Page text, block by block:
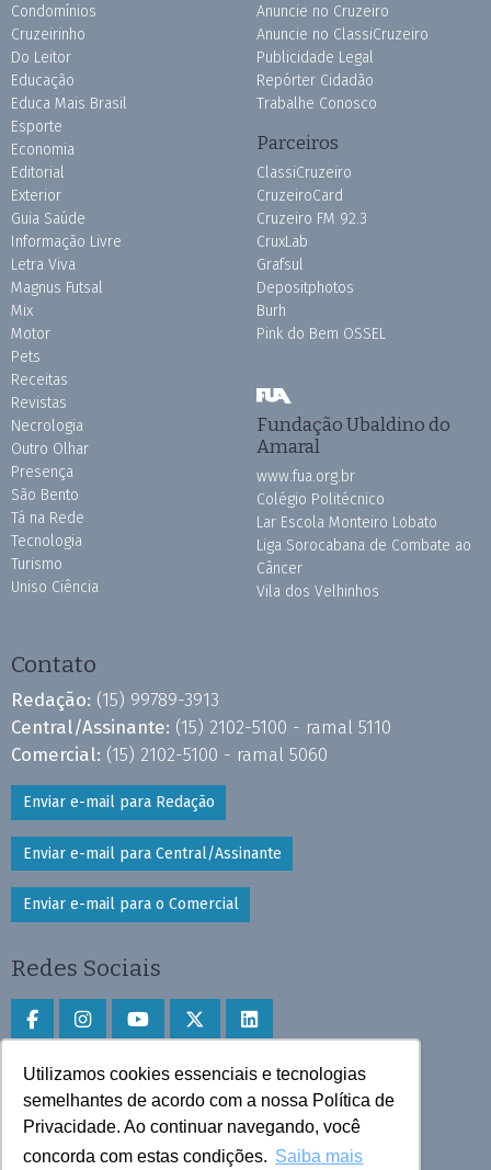
Utilizamos cookies essenciais e tecnologias
semelhantes de acordo com a nossa Política de
Privacidade. Ao continuar navegando, você
concorda com estas condições. Saiba mais
Condomínios
Cruzeirinho
Do Leitor
Educação
Educa Mais Brasil
Esporte
Economia
Editorial
Exterior
Guia Saúde
Informação Livre
Letra Viva
Magnus Futsal
Mix
Motor
Pets
Receitas
Revistas
Necrologia
Outro Olhar
Presença
São Bento
Tá na Rede
Tecnologia
Turismo
Uniso Ciência
Anuncie no Cruzeiro
Anuncie no ClassiCruzeiro
Publicidade Legal
Repórter Cidadão
Trabalhe Conosco
Parceiros
ClassiCruzeiro
CruzeiroCard
Cruzeiro FM 92.3
CruxLab
Grafsul
Depositphotos
Burh
Pink do Bem OSSEL
Fundação Ubaldino do
Amaral
www.fua.org.br
Colégio Politécnico
Lar Escola Monteiro Lobato
Liga Sorocabana de Combate ao
Câncer
Vila dos Velhinhos
Contato
Redação: (15) 99789-3913
Central/Assinante: (15) 2102-5100 - ramal 5110
Comercial: (15) 2102-5100 - ramal 5060
Enviar e-mail para Redação
Enviar e-mail para Central/Assinante
Enviar e-mail para o Comercial
Redes Sociais
Faça download do aplicativo
Play Store e App Store